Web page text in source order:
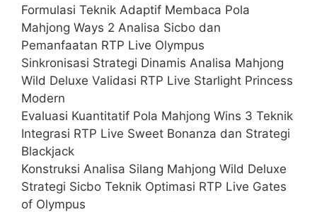
Formulasi Teknik Adaptif Membaca Pola
Mahjong Ways 2 Analisa Sicbo dan
Pemanfaatan RTP Live Olympus
Sinkronisasi Strategi Dinamis Analisa Mahjong
Wild Deluxe Validasi RTP Live Starlight Princess
Modern
Evaluasi Kuantitatif Pola Mahjong Wins 3 Teknik
Integrasi RTP Live Sweet Bonanza dan Strategi
Blackjack
Konstruksi Analisa Silang Mahjong Wild Deluxe
Strategi Sicbo Teknik Optimasi RTP Live Gates
of Olympus